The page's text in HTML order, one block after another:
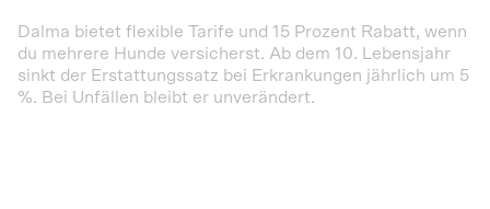
Dalma bietet flexible Tarife und 15 Prozent Rabatt, wenn
du mehrere Hunde versicherst. Ab dem 10. Lebensjahr
sinkt der Erstattungssatz bei Erkrankungen jährlich um 5
%. Bei Unfällen bleibt er unverändert.